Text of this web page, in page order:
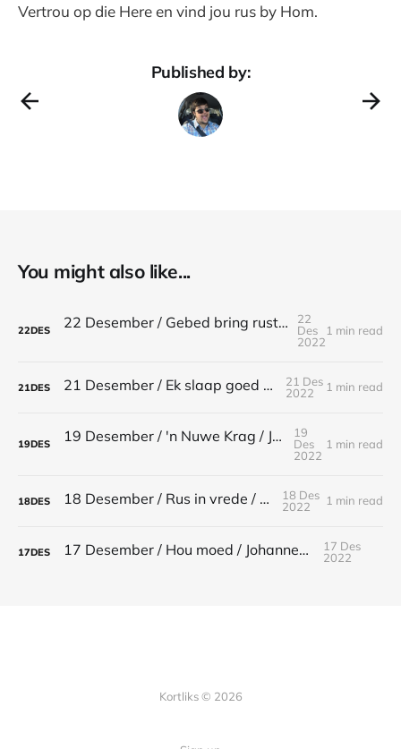
Vertrou op die Here en vind jou rus by Hom.
Published by:
You might also like...
22DES 22 Desember / Gebed bring rustigheid / Filippense 4:6-7
22
Des
2022
1 min read
21DES 21 Desember / Ek slaap goed / Psalm 3:6
21 Des
2022
1 min read
19DES 19 Desember / 'n Nuwe Krag / Jesaja 40:29-31
19
Des
2022
1 min read
18DES 18 Desember / Rus in vrede / Psalm 4:9
18 Des
2022
1 min read
17DES 17 Desember / Hou moed / Johannes 16:33
17 Des
2022
Kortliks © 2026